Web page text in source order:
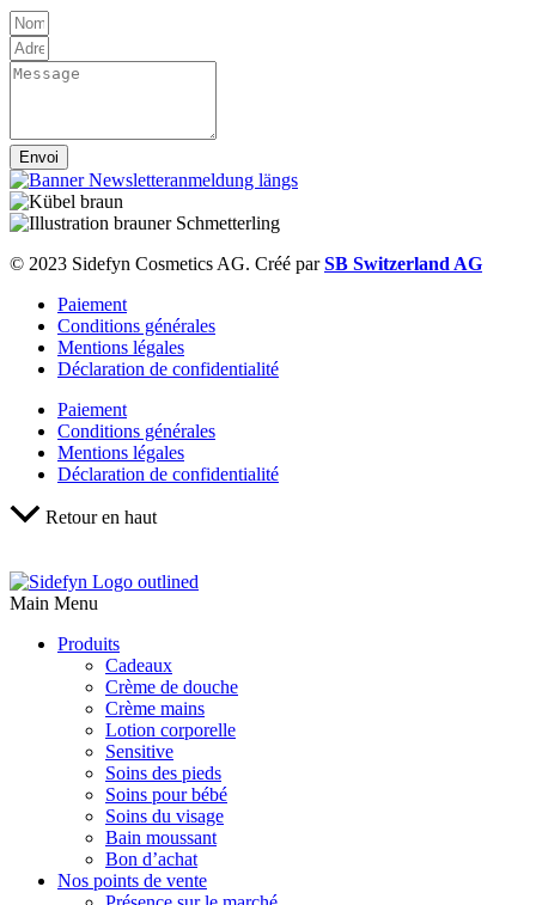
Envoi
© 2023 Sidefyn Cosmetics AG. Créé parSB Switzerland AG
Paiement
Conditions générales
Mentions légales
Déclaration de confidentialité
Paiement
Conditions générales
Mentions légales
Déclaration de confidentialité
Retour en haut
Main Menu
Produits
Cadeaux
Crème de douche
Crème mains
Lotion corporelle
Sensitive
Soins des pieds
Soins pour bébé
Soins du visage
Bain moussant
Bon d’achat
Nos points de vente